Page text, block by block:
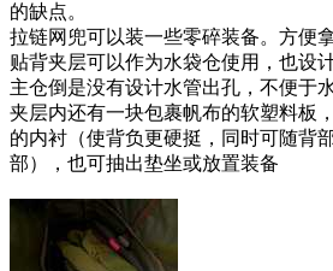
的缺点。
拉链网兜可以装一些零碎装备。方便拿
贴背夹层可以作为水袋仓使用，也设
主仓倒是没有设计水管出孔，不便于
夹层内还有一块包裹帆布的软塑料板
的内衬（使背负更硬挺，同时可随背
部），也可抽出垫坐或放置装备